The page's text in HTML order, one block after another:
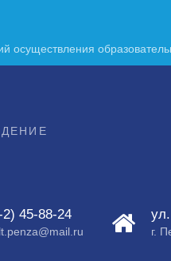
осуществления
2) 45-88-24
г.